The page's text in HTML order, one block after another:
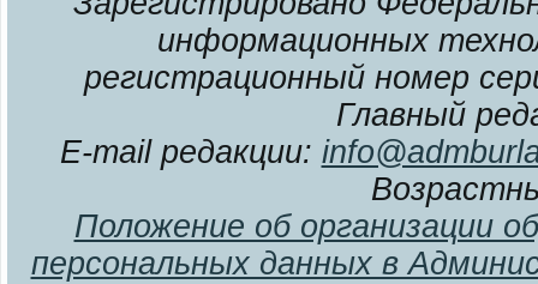
информационных
регистрационный номер
Главный
E-mail редакции:
Положение об организации
персональных данных в